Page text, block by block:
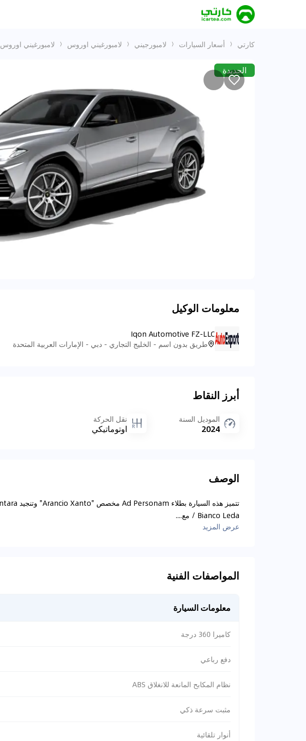
كارتي أسعار السيارات لامبورجيني لامبورغيني اوروس لامبورغيني اوروس 4.0 V8 BiTurbo Performante Auto 4WD
الجديدة
معلومات الوكيل
Iqon Automotive FZ-LLC
طريق بدون اسم - الخليج التجاري - دبي - الإمارات العربية المتحدة
أبرز النقاط
الموديل السنة
2024
نقل الحركة
اوتوماتيكي
الوصف
/ Bianco Leda مع....
عرض المزيد
المواصفات الفنية
معلومات السيارة
كاميرا 360 درجة
دفع رباعي
نظام المكابح المانعة للانغلاق ABS
مثبت سرعة ذكي
أنوار تلقائية